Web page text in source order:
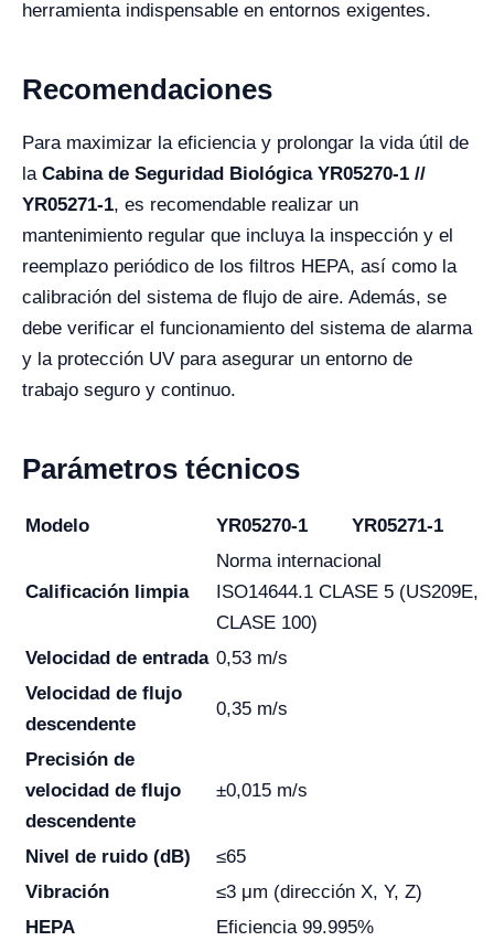
herramienta indispensable en entornos exigentes.
Recomendaciones
Para maximizar la eficiencia y prolongar la vida útil de
la Cabina de Seguridad Biológica YR05270-1 //
YR05271-1, es recomendable realizar un
mantenimiento regular que incluya la inspección y el
reemplazo periódico de los filtros HEPA, así como la
calibración del sistema de flujo de aire. Además, se
debe verificar el funcionamiento del sistema de alarma
y la protección UV para asegurar un entorno de
trabajo seguro y continuo.
Parámetros técnicos
Modelo YR05270-1 YR05271-1
Calificación limpia
Norma internacional
ISO14644.1 CLASE 5 (US209E,
CLASE 100)
Velocidad de entrada 0,53 m/s
Velocidad de flujo
descendente
0,35 m/s
Precisión de
velocidad de flujo
descendente
±0,015 m/s
Nivel de ruido (dB)
≤65
Vibración
≤3 μm (dirección X, Y, Z)
HEPA
Eficiencia 99.995%